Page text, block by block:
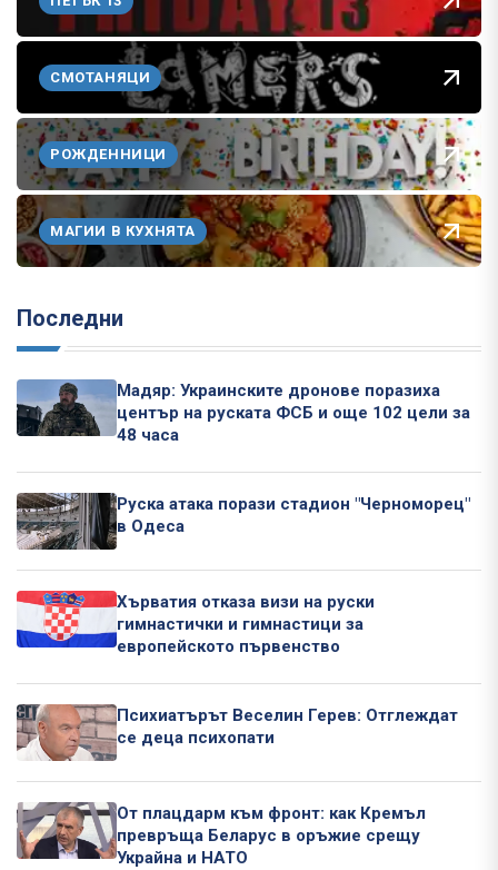
СМОТАНЯЦИ
РОЖДЕННИЦИ
МАГИИ В КУХНЯТА
Последни
Мадяр: Украинските дронове поразиха
център на руската ФСБ и още 102 цели за
48 часа
Руска атака порази стадион "Черноморец"
в Одеса
Хърватия отказа визи на руски
гимнастички и гимнастици за
европейското първенство
Психиатърът Веселин Герев: Отглеждат
се деца психопати
От плацдарм към фронт: как Кремъл
превръща Беларус в оръжие срещу
Украйна и НАТО